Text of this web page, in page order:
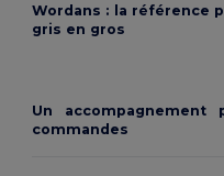
Wordans : la référence
gris en gros
Un accompagnement
commandes